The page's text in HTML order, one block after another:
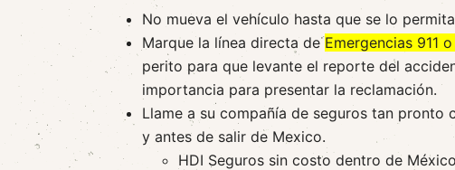
No mueva el vehículo hasta que se lo
Marque la línea directa deEmergencias 911
perito para que levante el reporte del
importancia para presentar la reclamación.
Llame a su compañía de seguros tan
y antes de salir de Mexico.
HDI Seguros sin costo dentro de México